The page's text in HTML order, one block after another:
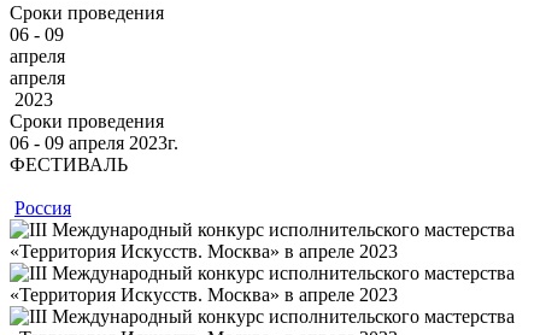
Сроки проведения
06 - 09
апреля
апреля
2023
Сроки проведения
06 ‐ 09 апреля 2023г.
ФЕСТИВАЛЬ
Россия